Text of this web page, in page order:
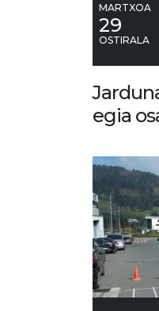
MARTXOA
29
OSTIRALA
egia